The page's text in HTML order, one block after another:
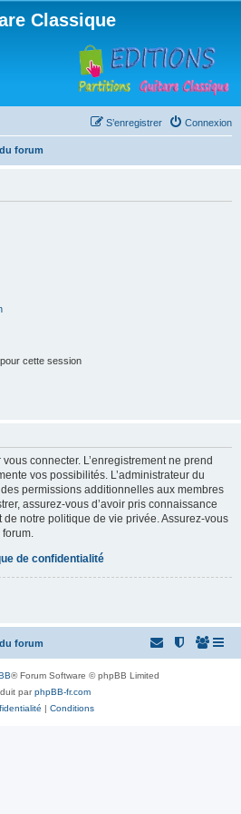
Classique
Connexion
S’enregistrer
forum
cette session
connecter. L’enregistrement ne prend
vos possibilités. L’administrateur du
permissions additionnelles aux membres
assurez-vous d’avoir pris connaissance
de notre politique de vie privée. Assurez-vous
de confidentialité
forum
® Forum Software © phpBB Limited
parphpBB-fr.com
| Conditions